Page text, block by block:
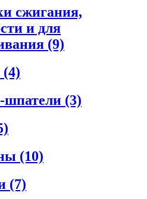
сжигания,
и для
(9)
(4)
(3)
(10)
(7)